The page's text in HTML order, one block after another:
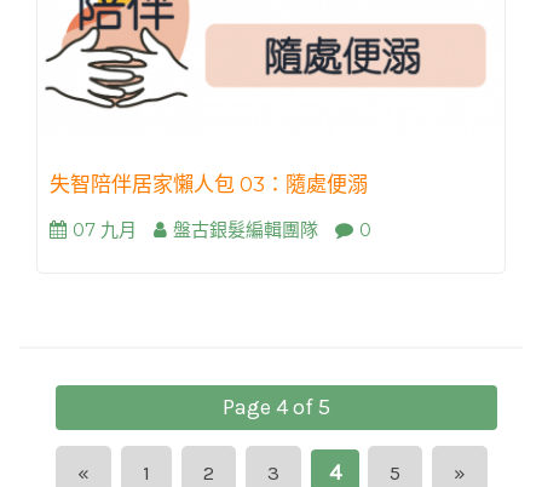
失智陪伴居家懶人包 03：隨處便溺
07 九月 盤古銀髮編輯團隊 0
Page 4 of 5
« 1 2 3 4 5 »